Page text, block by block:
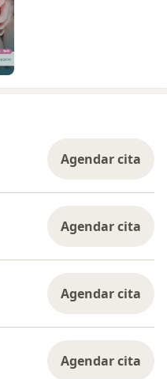
Agendar cita
Agendar cita
Agendar cita
Agendar cita